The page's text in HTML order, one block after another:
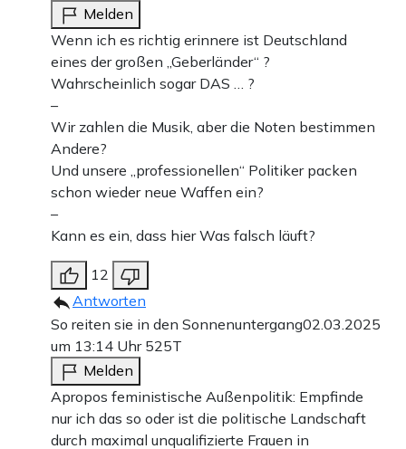
Melden
Wenn ich es richtig erinnere ist Deutschland
eines der großen „Geberländer“ ?
Wahrscheinlich sogar DAS … ?
–
Wir zahlen die Musik, aber die Noten bestimmen
Andere?
Und unsere „professionellen“ Politiker packen
schon wieder neue Waffen ein?
–
Kann es ein, dass hier Was falsch läuft?
12
Antworten
So reiten sie in den Sonnenuntergang02.03.2025
um 13:14 Uhr 525T
Melden
Apropos feministische Außenpolitik: Empfinde
nur ich das so oder ist die politische Landschaft
durch maximal unqualifizierte Frauen in